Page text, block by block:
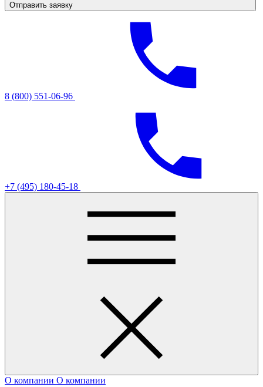
Отправить заявку
8 (800) 551-06-96
+7 (495) 180-45-18
О компании О компании